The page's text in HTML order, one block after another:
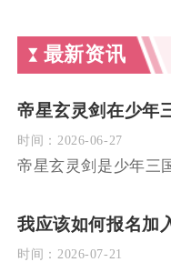
最新资讯
时间： 2026-06-27
时间： 2026-07-21